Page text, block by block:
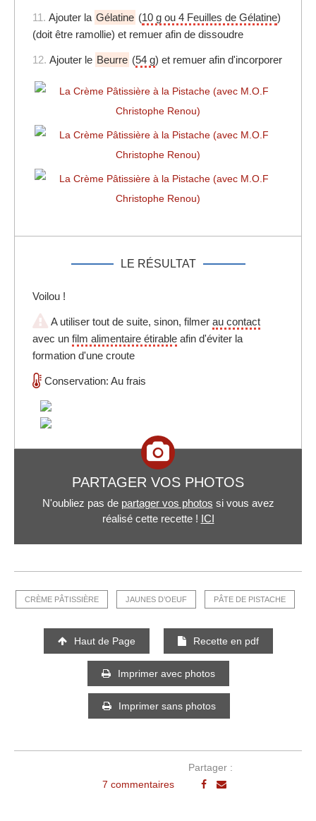
11. Ajouter la Gélatine (10 g ou 4 Feuilles de Gélatine)
(doit être ramollie) et remuer afin de dissoudre
12. Ajouter le Beurre (54 g) et remuer afin d'incorporer
LE RÉSULTAT
Voilou !
A utiliser tout de suite, sinon, filmer au contact
avec un film alimentaire étirable afin d'éviter la
formation d'une croute
Conservation: Au frais
PARTAGER VOS PHOTOS
N'oubliez pas de partager vos photos si vous avez
réalisé cette recette ! ICI
CRÈME PÂTISSIÈRE JAUNES D’OEUF PÂTE DE PISTACHE
Haut de Page Recette en pdf
Imprimer avec photos
Imprimer sans photos
7 commentaires
Partager :